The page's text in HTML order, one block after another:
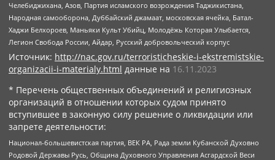
Челебиджихана, Азов, Партия исламского возрождения Таджикистана,
Народная самооборона, Дуббайский джамаат, московская ячейка, Батал-
Хаджи Белхороев, Маньяки Культ Убийц, Молодёжь Которая Улыбается,
Легион Свобода России, Айдар, Русский добровольческий корпус
Источник: http://nac.gov.ru/terroristicheskie-i-ekstremistskie-
organizacii-i-materialy.html данные на 16.11.2023
* Перечень общественных объединений и религиозных
организаций в отношении которых судом принято
вступившее в законную силу решение о ликвидации или
запрете деятельности:
Национал-большевистская партия, ВЕК РА, Рада земли Кубанской Духовно
Родовой Державы Русь, Община Духовного Управления Асгардской Веси